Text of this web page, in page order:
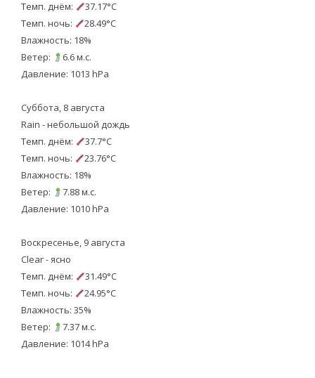
Темп. днём:
37.17°C
Темп. ночь:
28.49°C
Влажность: 18%
Ветер:
6.6 м.с.
Давление: 1013 hPa
Суббота, 8 августа
Rain - небольшой дождь
Темп. днём:
37.7°C
Темп. ночь:
23.76°C
Влажность: 18%
Ветер:
7.88 м.с.
Давление: 1010 hPa
Воскресенье, 9 августа
Clear - ясно
Темп. днём:
31.49°C
Темп. ночь:
24.95°C
Влажность: 35%
Ветер:
7.37 м.с.
Давление: 1014 hPa